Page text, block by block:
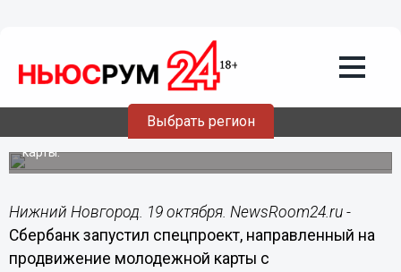
Выбрать регион
19.10.201512:55
Сбербанк запустил молодежный
спецпроект #Простоквест
Спецпроект направлен на продвижение молодежной
карты.
Нижний Новгород. 19 октября. NewsRoom24.ru -
Сбербанк запустил спецпроект, направленный на
продвижение молодежной карты с